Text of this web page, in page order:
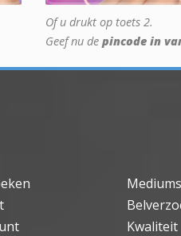
Of u drukt op toets 2.
Geef nu de pincode in
Kwaliteit